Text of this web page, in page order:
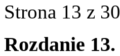
Strona 13 z 30
Rozdanie 13.